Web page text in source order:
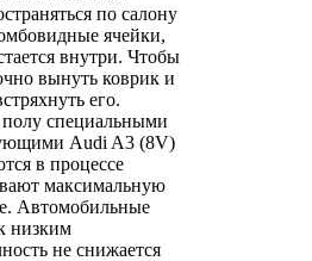
по салону
ячейки,
внутри. Чтобы
вынуть коврик и
его.
специальными
Audi A3 (8V)
в процессе
максимальную
Автомобильные
низким
не снижается